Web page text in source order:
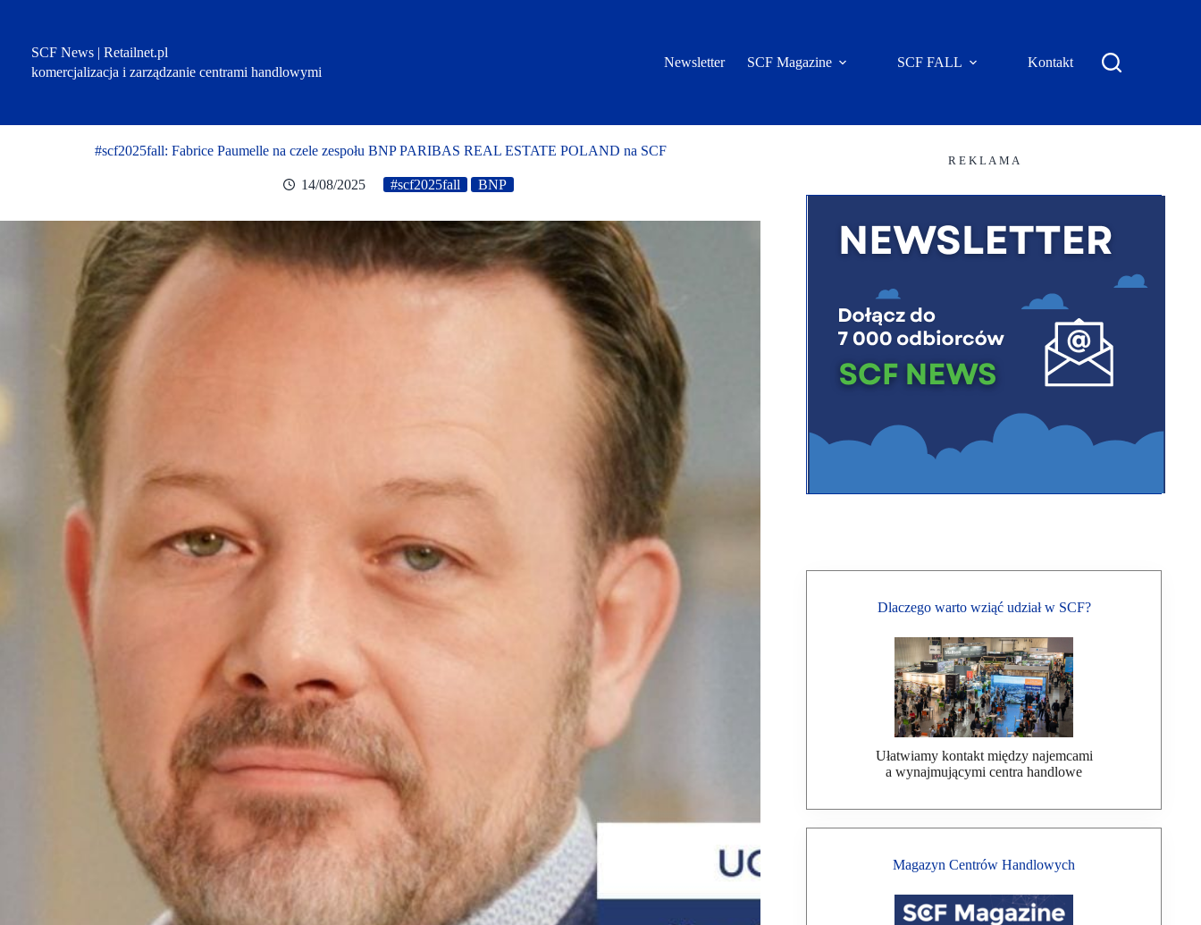
SCF News | Retailnet.pl
komercjalizacja i zarządzanie centrami handlowymi
Newsletter SCF Magazine SCF FALL Kontakt
#scf2025fall: Fabrice Paumelle na czele zespołu BNP PARIBAS REAL ESTATE POLAND na SCF
14/08/2025 #scf2025fall BNP
R E K L A M A
Dlaczego warto wziąć udział w SCF?
Ułatwiamy kontakt między najemcami
a wynajmującymi centra handlowe
Magazyn Centrów Handlowych